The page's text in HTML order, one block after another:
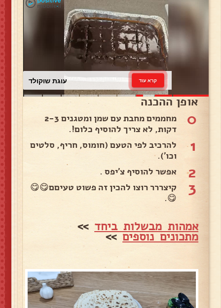
עוגת שוקולד קרא עוד
אופן ההכנה
0
מחממים מחבת עם שמן ומטגנים 2-3
דקות, לא צריך להוסיף כלום!.
1
להרכיב לפי הטעם (חומוס, חריף, סלטים
וכו').
2 אפשר להוסיף צ'יפס .
3
קיצררר רוצו להכין זה פשוט טעיםם😋😋
😋.
אמהות מבשלות ביחד >>
מתכונים נוספים>>